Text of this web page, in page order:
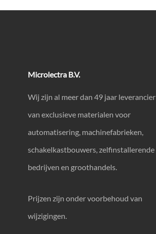
Microlectra B.V.
Wij zijn al meer dan 49 jaar leverancier
van exclusieve materialen voor
automatisering, machinefabrieken,
schakelkastbouwers, zelfinstallerende
bedrijven en groothandels.
Prijzen zijn onder voorbehoud van
wijzigingen.